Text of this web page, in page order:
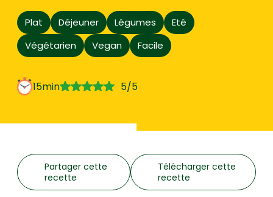
Plat Déjeuner Légumes
Eté
Végétarien
Vegan Facile
15min 5/5
Partager cette
recette
Télécharger cette
recette